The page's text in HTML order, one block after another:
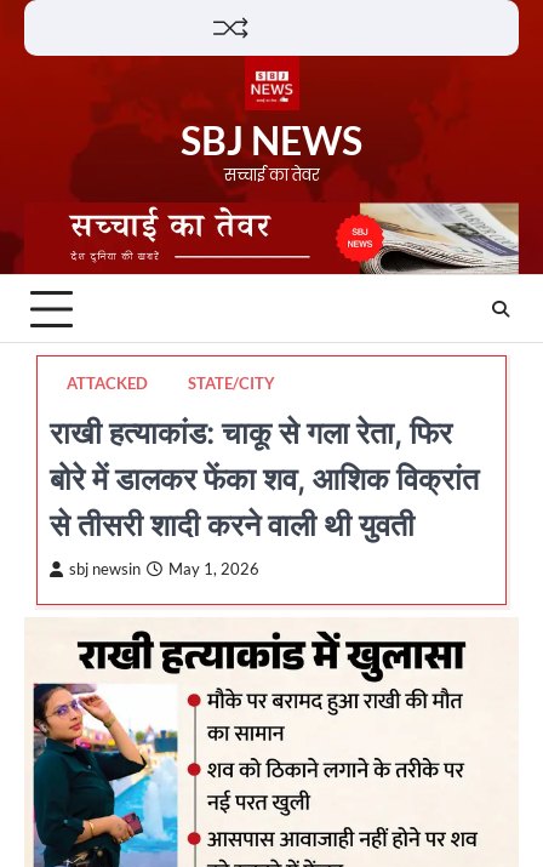
Skip
SBJ NEWS
सच्चाई का तेवर
ATTACKED STATE/CITY
राखी हत्याकांड: चाकू से गला रेता, फिर
बोरे में डालकर फेंका शव, आशिक विक्रांत
से तीसरी शादी करने वाली थी युवती
sbj newsin May 1, 2026